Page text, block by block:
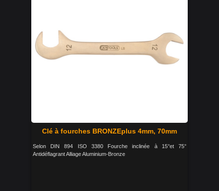
Clé à fourches BRONZEplus 4mm, 70mm
Selon DIN 894 ISO 3380 Fourche inclinée à 15°et 75°
Antidéflagrant Alliage Aluminium-Bronze